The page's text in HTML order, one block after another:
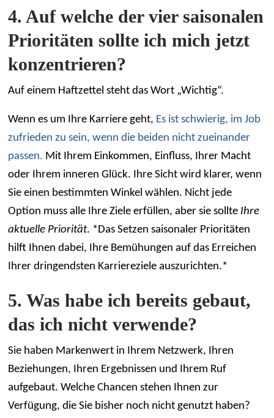
4. Auf welche der vier saisonalen
Prioritäten sollte ich mich jetzt
konzentrieren?
Auf einem Haftzettel steht das Wort „Wichtig“.
Wenn es um Ihre Karriere geht, Es ist schwierig, im Job
zufrieden zu sein, wenn die beiden nicht zueinander
passen. Mit Ihrem Einkommen, Einfluss, Ihrer Macht
oder Ihrem inneren Glück. Ihre Sicht wird klarer, wenn
Sie einen bestimmten Winkel wählen. Nicht jede
Option muss alle Ihre Ziele erfüllen, aber sie sollte Ihre
aktuelle Priorität. *Das Setzen saisonaler Prioritäten
hilft Ihnen dabei, Ihre Bemühungen auf das Erreichen
Ihrer dringendsten Karriereziele auszurichten.*
5. Was habe ich bereits gebaut,
das ich nicht verwende?
Sie haben Markenwert in Ihrem Netzwerk, Ihren
Beziehungen, Ihren Ergebnissen und Ihrem Ruf
aufgebaut. Welche Chancen stehen Ihnen zur
Verfügung, die Sie bisher noch nicht genutzt haben?